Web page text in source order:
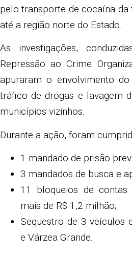
pelo transporte de cocaína
até a região norte do Estado.
As investigações,
Repressão ao Crime
apuraram o envolvimento
tráfico de drogas e lavagem
municípios vizinhos.
Durante a ação, foram
1 mandado de prisão
3 mandados de busca e
11 bloqueios de contas
mais de R$ 1,2 milhão;
Sequestro de 3 veículos
e Várzea Grande.